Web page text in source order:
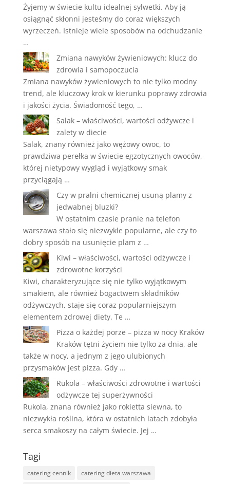
Żyjemy w świecie kultu idealnej sylwetki. Aby ją
osiągnąć skłonni jesteśmy do coraz większych
wyrzeczeń. Istnieje wiele sposobów na odchudzanie
…
Zmiana nawyków żywieniowych: klucz do
zdrowia i samopoczucia
Zmiana nawyków żywieniowych to nie tylko modny
trend, ale kluczowy krok w kierunku poprawy zdrowia
i jakości życia. Świadomość tego, …
Salak – właściwości, wartości odżywcze i
zalety w diecie
Salak, znany również jako wężowy owoc, to
prawdziwa perełka w świecie egzotycznych owoców,
której nietypowy wygląd i wyjątkowy smak
przyciągają …
Czy w pralni chemicznej usuną plamy z
jedwabnej bluzki?
W ostatnim czasie pranie na telefon
warszawa stało się niezwykle popularne, ale czy to
dobry sposób na usunięcie plam z …
Kiwi – właściwości, wartości odżywcze i
zdrowotne korzyści
Kiwi, charakteryzujące się nie tylko wyjątkowym
smakiem, ale również bogactwem składników
odżywczych, staje się coraz popularniejszym
elementem zdrowej diety. Te …
Pizza o każdej porze – pizza w nocy Kraków
Kraków tętni życiem nie tylko za dnia, ale
także w nocy, a jednym z jego ulubionych
przysmaków jest pizza. Gdy …
Rukola – właściwości zdrowotne i wartości
odżywcze tej superżywności
Rukola, znana również jako rokietta siewna, to
niezwykła roślina, która w ostatnich latach zdobyła
serca smakoszy na całym świecie. Jej …
Tagi
catering cennik
catering dieta warszawa